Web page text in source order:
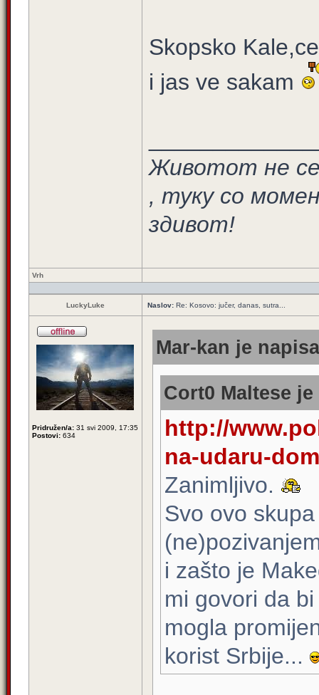
Skopsko
i jas ve sakam
Животот не
, туку со
здивот!
Vrh
LuckyLuke Naslov: Re: Kosovo: jučer, danas, sutra...
Pridružen/a: 31 svi 2009, 17:35
Postovi: 634
Mar-kan je
Cort0 Maltese
http://
na-udaru-
Zanimljivo.
Svo ovo
i zašto je
mi govori da
mogla
korist Srbije...